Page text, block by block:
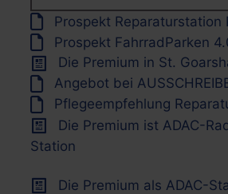
Prospekt Reparaturstation
Prospekt FahrradParken
Die Premium in St.
Angebot bei
Pflegeempfehlung
Die Premium ist ADAC-
Station
Die Premium als ADAC-